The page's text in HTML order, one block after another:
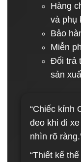
Hàng
và phụ
Bảo
Miễn
Đổi trả
sản
“Chiếc kính
đeo khi đi
nhìn rõ
“Thiết kế